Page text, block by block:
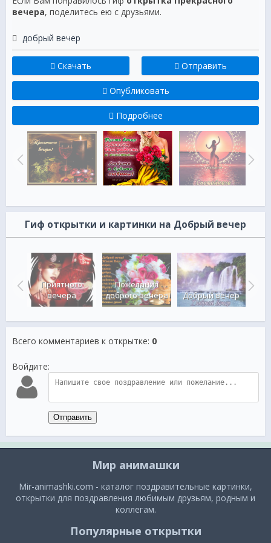
вечера, поделитесь ею с друзьями.
добрый вечер
Скачать Отправить
Опубликовать
Подробнее
Гиф открытки и картинки на Добрый вечер
Приятного
вечера
Пожелания
доброго вечера
Добрый вечер
Всего комментариев к открытке: 0
Войдите:
Отправить
Мир анимашки
Mir-animashki.com - каталог поздравительные картинки,
открытки для поздравления любимым друзьям, родным и
коллегам.
Популярные открытки